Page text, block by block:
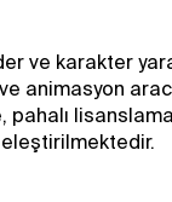
ve karakter
animasyon